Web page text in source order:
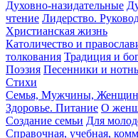
Духовно-назидательные
чтение Лидерство.
Христианская жизнь
Католичество и
толкования Традиция и
Поэзия Песенники и
Стихи
Семья, Мужчины,
Здоровье. Питание О
Создание семьи Для
Справочная, учебная,